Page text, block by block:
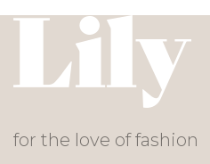
for the love of fashion